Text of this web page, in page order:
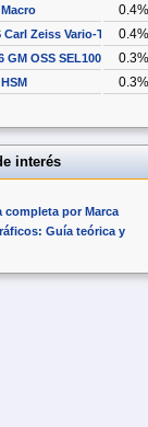
0.4%
Zeiss Vario-Tessar T*
0.4%
GM OSS SEL100400GM
0.3%
0.3%
interés
por Marca
Guía teórica y